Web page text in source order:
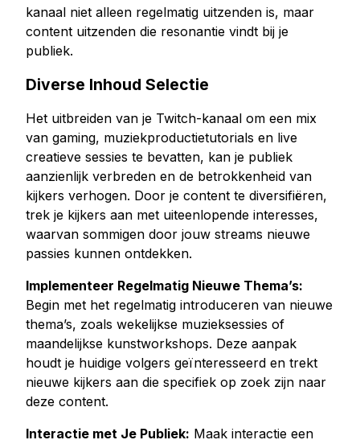
kanaal niet alleen regelmatig uitzenden is, maar
content uitzenden die resonantie vindt bij je
publiek.
Diverse Inhoud Selectie
Het uitbreiden van je Twitch-kanaal om een mix
van gaming, muziekproductietutorials en live
creatieve sessies te bevatten, kan je publiek
aanzienlijk verbreden en de betrokkenheid van
kijkers verhogen. Door je content te diversifiëren,
trek je kijkers aan met uiteenlopende interesses,
waarvan sommigen door jouw streams nieuwe
passies kunnen ontdekken.
Implementeer Regelmatig Nieuwe Thema’s:
Begin met het regelmatig introduceren van nieuwe
thema’s, zoals wekelijkse muzieksessies of
maandelijkse kunstworkshops. Deze aanpak
houdt je huidige volgers geïnteresseerd en trekt
nieuwe kijkers aan die specifiek op zoek zijn naar
deze content.
Interactie met Je Publiek: Maak interactie een